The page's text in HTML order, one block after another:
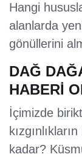
Hangi
alanlarda
gönüllerini
DAĞ
HABERİ
İçimizde
kadar?